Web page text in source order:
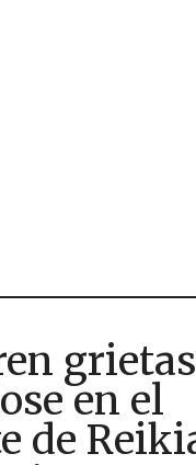
grietas
en el
de